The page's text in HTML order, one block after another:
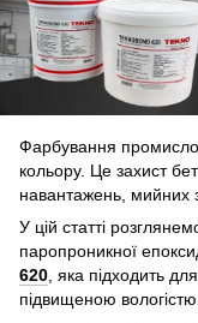
Фарбування
кольору. Це захист
навантажень, мийних
У цій статті
паропроникної
620, яка підходить
підвищеною